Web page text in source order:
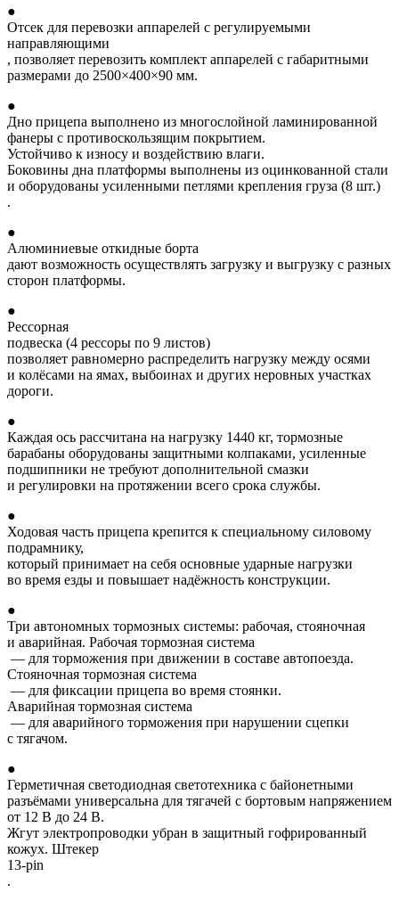
●
Отсек для перевозки аппарелей с регулируемыми
направляющими
, позволяет перевозить комплект аппарелей с габаритными
размерами до 2500×400×90 мм.
●
Дно прицепа выполнено из многослойной ламинированной
фанеры с противоскользящим покрытием.
Устойчиво к износу и воздействию влаги.
Боковины дна платформы выполнены из оцинкованной стали
и оборудованы усиленными петлями крепления груза (8 шт.)
.
●
Алюминиевые откидные борта
дают возможность осуществлять загрузку и выгрузку с разных
сторон платформы.
●
Рессорная
подвеска (4 рессоры по 9 листов)
позволяет равномерно распределить нагрузку между осями
и колёсами на ямах, выбоинах и других неровных участках
дороги.
●
Каждая ось рассчитана на нагрузку 1440 кг, тормозные
барабаны оборудованы защитными колпаками, усиленные
подшипники не требуют дополнительной смазки
и регулировки на протяжении всего срока службы.
●
Ходовая часть прицепа крепится к специальному силовому
подрамнику,
который принимает на себя основные ударные нагрузки
во время езды и повышает надёжность конструкции.
●
Три автономных тормозных системы: рабочая, стояночная
и аварийная. Рабочая тормозная система
— для торможения при движении в составе автопоезда.
Стояночная тормозная система
— для фиксации прицепа во время стоянки.
Аварийная тормозная система
— для аварийного торможения при нарушении сцепки
с тягачом.
●
Герметичная светодиодная светотехника с байонетными
разъёмами универсальна для тягачей с бортовым напряжением
от 12 В до 24 В.
Жгут электропроводки убран в защитный гофрированный
кожух. Штекер
13-pin
.